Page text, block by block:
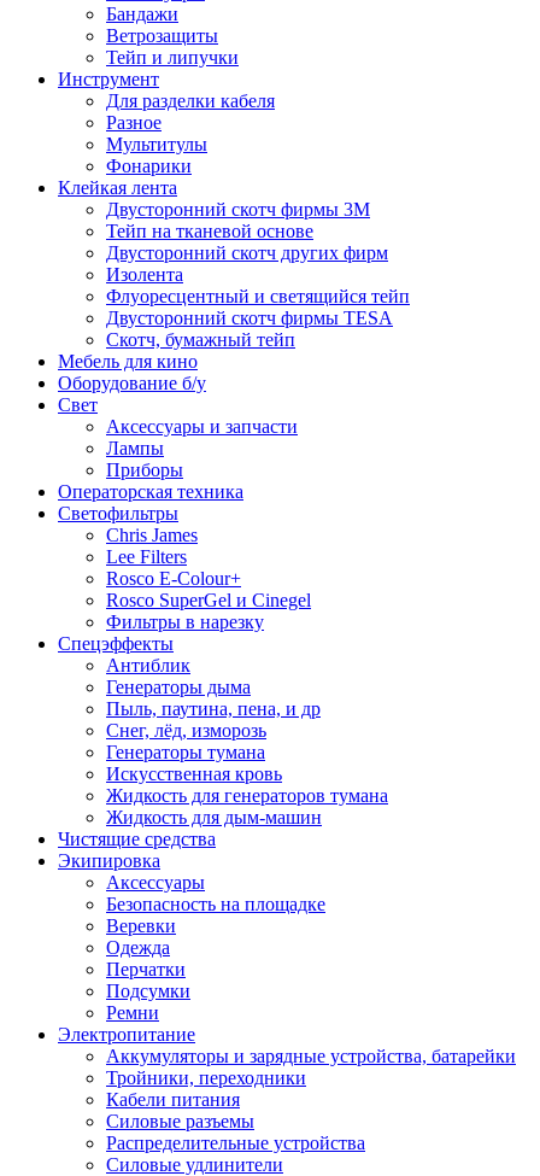
Бандажи
Ветрозащиты
Тейп и липучки
Инструмент
Для разделки кабеля
Разное
Мультитулы
Фонарики
Клейкая лента
Двусторонний скотч фирмы 3M
Тейп на тканевой основе
Двусторонний скотч других фирм
Изолента
Флуоресцентный и светящийся тейп
Двусторонний скотч фирмы TESA
Скотч, бумажный тейп
Мебель для кино
Оборудование б/у
Свет
Аксессуары и запчасти
Лампы
Приборы
Операторская техника
Светофильтры
Chris James
Lee Filters
Rosco E-Colour+
Rosco SuperGel и Cinegel
Фильтры в нарезку
Спецэффекты
Антиблик
Генераторы дыма
Пыль, паутина, пена, и др
Снег, лёд, изморозь
Генераторы тумана
Искусственная кровь
Жидкость для генераторов тумана
Жидкость для дым-машин
Чистящие средства
Экипировка
Аксессуары
Безопасность на площадке
Веревки
Одежда
Перчатки
Подсумки
Ремни
Электропитание
Аккумуляторы и зарядные устройства, батарейки
Тройники, переходники
Кабели питания
Силовые разъемы
Распределительные устройства
Силовые удлинители